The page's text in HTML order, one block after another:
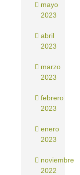
mayo
2023
abril
2023
marzo
2023
febrero
2023
enero
2023
noviembre
2022